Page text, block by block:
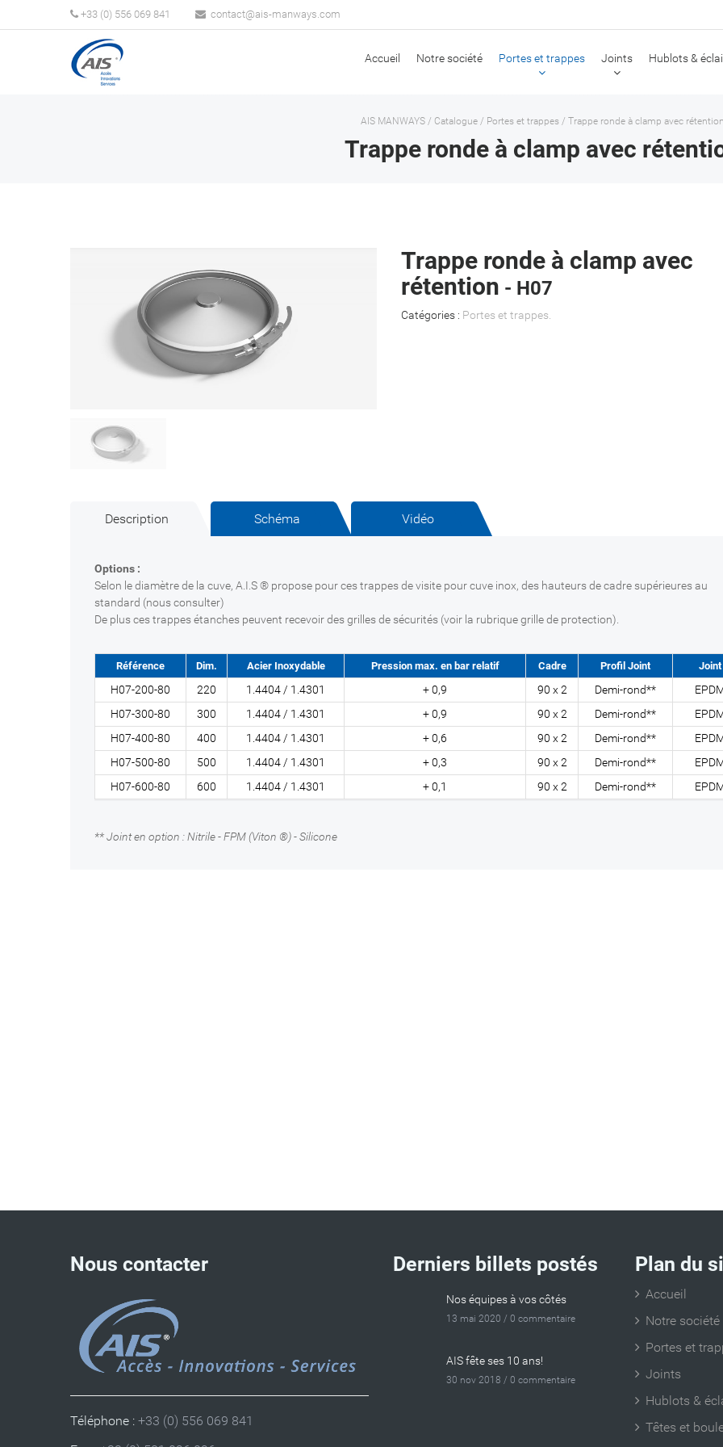
+33 (0) 556 069 841
Accueil Notre société Portes et trappes Joints Hublots &
AIS MANWAYS/ Catalogue/ Portes et trappes/ Trappe ronde à clamp avec
Trappe ronde à clamp avec
Trappe ronde à clamp avec
rétention - H07
Catégories : Portes et trappes
Description Schéma Vidéo
Options :
Selon le diamètre de la cuve, A.I.S ® propose pour ces trappes de visite pour cuve inox, des hauteurs de cadre supérieures au
standard (nous consulter)
De plus ces trappes étanches peuvent recevoir des grilles de sécurités (voir la rubrique grille de protection).
Référence Dim. Acier Inoxydable Pression max. en bar relatif Cadre Profil Joint Joint
H07-200-80 220 1.4404 / 1.4301 + 0,9 90 x 2 Demi-rond**
H07-300-80
300 1.4404 / 1.4301 + 0,9 90 x 2 Demi-rond**
H07-400-80
400 1.4404 / 1.4301 + 0,6 90 x 2 Demi-rond**
H07-500-80
500 1.4404 / 1.4301 + 0,3 90 x 2 Demi-rond**
H07-600-80
600 1.4404 / 1.4301 + 0,1 90 x 2 Demi-rond**
** Joint en option : Nitrile - FPM (Viton ®) - Silicone
Nous contacter
Téléphone : +33 (0) 556 069 841
Derniers billets postés
Nos équipes à vos côtés
13 mai 2020 / 0 commentaire
AIS fête ses 10 ans!
30 nov 2018 / 0 commentaire
Plan du
Accueil
Notre société
Portes et
Joints
Hublots &
Têtes et